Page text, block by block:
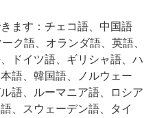
ます：チェコ語、中国語
ク語、オランダ語、英語、
ドイツ語、ギリシャ語、ハ
語、韓国語、ノルウェー
語、ルーマニア語、ロシア
、スウェーデン語、タイ